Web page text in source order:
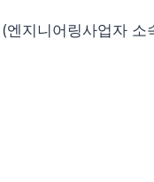
지니어링사업자